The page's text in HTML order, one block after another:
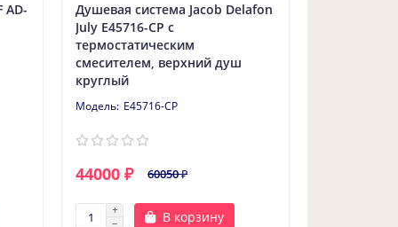
AD-
Душевая система Jacob Delafon
July E45716-CP с
термостатическим
смесителем, верхний душ
круглый
E45716-CP
44000 ₽ 60050 ₽
В корзину